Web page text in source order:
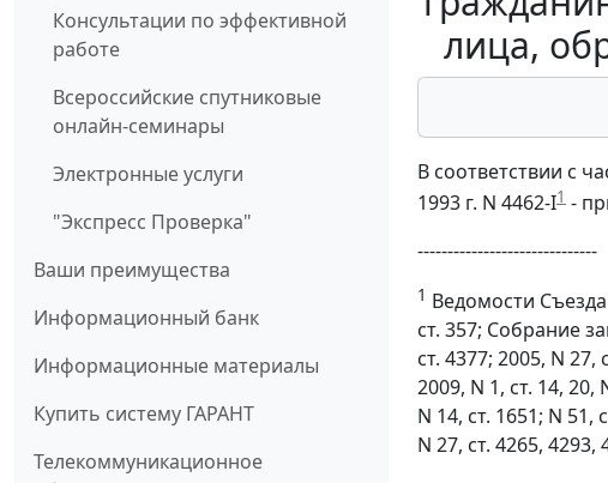
Консультации по эффективной
работе
Всероссийские спутниковые
онлайн-семинары
Электронные услуги
"Экспресс Проверка"
Ваши преимущества
Информационный банк
Информационные материалы
Купить систему ГАРАНТ
Телекоммуникационное
лица,
В соответствии с
1993 г. N 4462-I1 -
------------------------------
1 Ведомости
ст. 357; Собрание
ст. 4377; 2005, N 27,
2009, N 1, ст. 14, 20,
N 14, ст. 1651; N 51,
N 27, ст. 4265, 4293,